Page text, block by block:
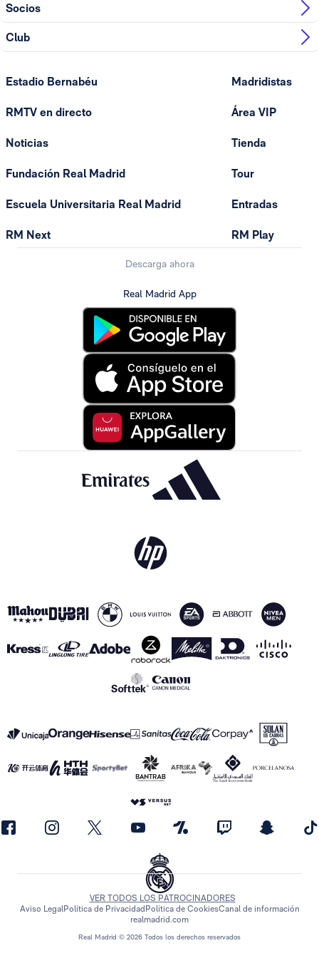
Socios
Club
Estadio Bernabéu
RMTV en directo
Noticias
Fundación Real Madrid
Escuela Universitaria Real Madrid
RM Next
Madridistas
Área VIP
Tienda
Tour
Entradas
RM Play
Descarga ahora
Real Madrid App
Real Madrid © 2026 Todos los derechos reservados
VER TODOS LOS PATROCINADORES
Aviso LegalPolítica de Privacidad Política de CookiesCanal de información
realmadrid.com